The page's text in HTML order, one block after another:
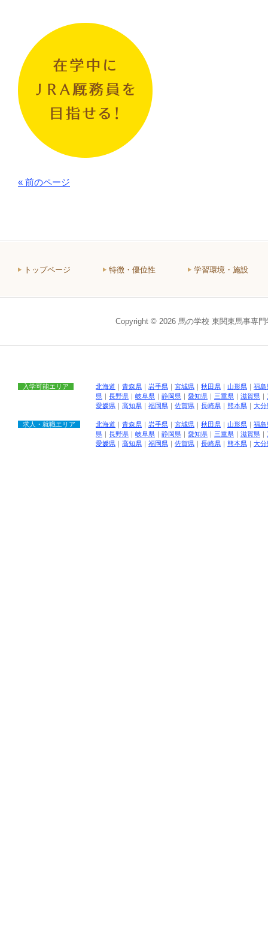
« 前のページ
トップページ 特徴・優位性 学習環境・施設
Copyright © 2026 馬の学校 東関東馬事専
入学可能エリア 北海道 ｜ 青森県 ｜ 岩手県 ｜ 宮城県 ｜ 秋田県 ｜ 山形県 ｜ 福島
県 ｜ 長野県 ｜ 岐阜県 ｜ 静岡県 ｜ 愛知県 ｜ 三重県 ｜ 滋賀県 ｜
愛媛県 ｜ 高知県 ｜ 福岡県 ｜ 佐賀県 ｜ 長崎県 ｜ 熊本県 ｜ 大分
求人・就職エリア 北海道 ｜ 青森県 ｜ 岩手県 ｜ 宮城県 ｜ 秋田県 ｜ 山形県 ｜ 福島
県 ｜ 長野県 ｜ 岐阜県 ｜ 静岡県 ｜ 愛知県 ｜ 三重県 ｜ 滋賀県 ｜
愛媛県 ｜ 高知県 ｜ 福岡県 ｜ 佐賀県 ｜ 長崎県 ｜ 熊本県 ｜ 大分